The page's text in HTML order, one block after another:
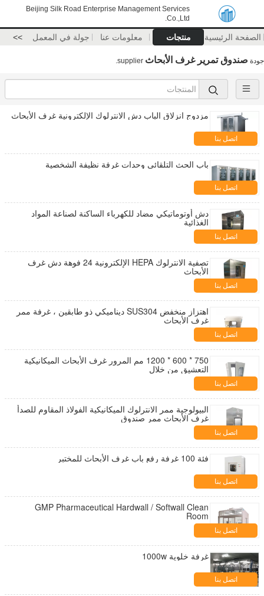
Beijing Silk Road Enterprise Management Services
Co.,Ltd.
الصفحة الرئيسية منتجات معلومات عنا جولة في المعمل >>
جودة صندوق تمرير غرف الأبحاث
مزدوج انزلاق الباب دش الانترلوك الإلكترونية غرف الأبحاث
اتصل بنا
باب الحث التلقائي وحدات غرفة نظيفة الشخصية
اتصل بنا
دش أوتوماتيكي مضاد للكهرباء الساكنة لصناعة المواد
الغذائية
اتصل بنا
تصفية الانترلوك HEPA الإلكترونية 24 فوهة دش غرف
الأبحاث
اتصل بنا
اهتزاز منخفض SUS304 ديناميكي ذو طابقين ، غرفة ممر
غرف الأبحاث
اتصل بنا
750 * 600 * 1200 مم المرور غرف الأبحاث الميكانيكية
التعشيق من خلال
اتصل بنا
البيولوجية ممر الانترلوك الميكانيكية الفولاذ المقاوم للصدأ
غرف الأبحاث ممر صندوق
اتصل بنا
فئة 100 غرفة رفع باب غرف الأبحاث للمختبر
اتصل بنا
GMP Pharmaceutical Hardwall / Softwall Clean
Room
اتصل بنا
غرفة خلوية 1000w
اتصل بنا